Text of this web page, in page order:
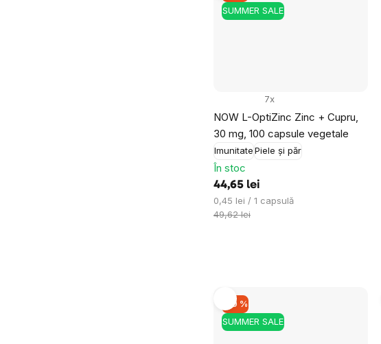
SUMMER SALE
NOW L-OptiZinc Zinc + Cupru,
30 mg, 100 capsule vegetale
ImunitatePiele și păr
7x
În stoc
44,65 lei
Evaluare
preţ:
0,45 lei / 1 capsulă
49,62 lei
SUMMER SALE
–10 %